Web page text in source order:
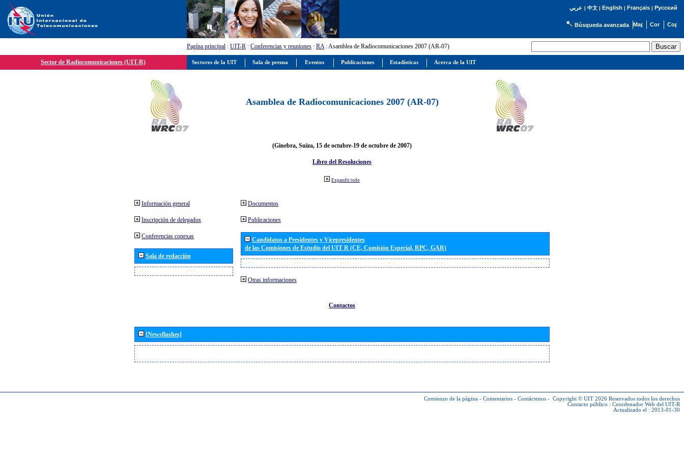
عربي | 中文| English | Français| Русский
Búsqueda avanzada
Pagína principal : UIT-R : Conferencias y reuniones : RA: Asamblea de Radiocomunicaciones 2007 (AR-07)
Sector de Radiocomunicaciones (UIT-R)
Asamblea de Radiocomunicaciones 2007 (AR-07)
(Ginebra, Suiza, 15 de octubre-19 de octubre de 2007)
Libro del Resoluciones
Expandir todo
Información general
Inscripción de delegados
Conferencias conexas
Sala de redacción
Documentos
Publicaciones
Candidatos a Presidentes y Vicepresidentes
de las Comisiones de Estudio del UIT R (CE, Comisión Especial, RPC, GAR)
Otras informaciones
Contactos
[Newsflashes]
Comienzo de la página - Comentarios - Contáctenos - Copyright © UIT 2026 Reservados todos los derechos
Contacto público : Coordenador Web del UIT-R
Actualizado el : 2013-01-30
Sectores de la UIT Sala de prensa Eventos Publicaciones Estadísticas Acerca de la UIT